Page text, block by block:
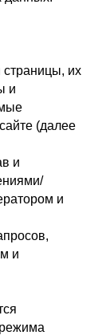
их
и
(далее
и
и
и